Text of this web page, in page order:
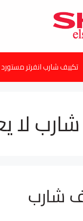
تكييف شارب انفرتر مستورد
لا
شارب